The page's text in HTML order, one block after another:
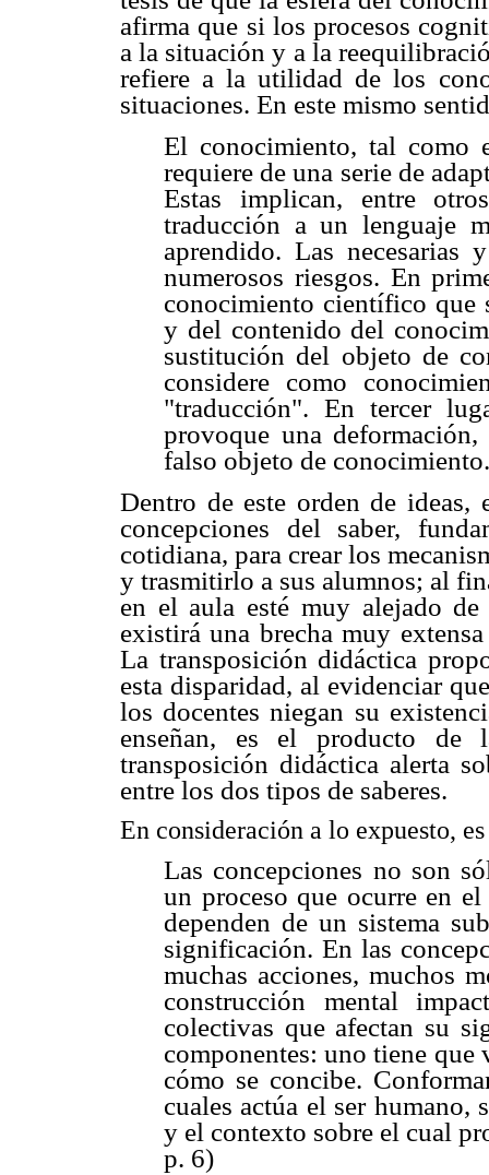
afirma que si los procesos
a la situación y a la
refiere a la utilidad de los
situaciones. En este mismo
El conocimiento, tal como
requiere de una serie de
Estas implican, entre
traducción a un lenguaje
aprendido. Las necesarias
numerosos riesgos. En
conocimiento científico
y del contenido del
sustitución del objeto de
considere como
"traducción". En tercer
provoque una
falso objeto de
Dentro de este orden de ideas,
concepciones del saber,
cotidiana, para crear los
y trasmitirlo a sus alumnos; al
en el aula esté muy alejado
existirá una brecha muy
La transposición didáctica
esta disparidad, al evidenciar
los docentes niegan su
enseñan, es el producto
transposición didáctica alerta
entre los dos tipos de saberes.
En consideración a lo expuesto,
Las concepciones no son
un proceso que ocurre en
dependen de un sistema
significación. En las
muchas acciones, muchos
construcción mental
colectivas que afectan su
componentes: uno tiene
cómo se concibe.
cuales actúa el ser humano,
y el contexto sobre el cual
p. 6)